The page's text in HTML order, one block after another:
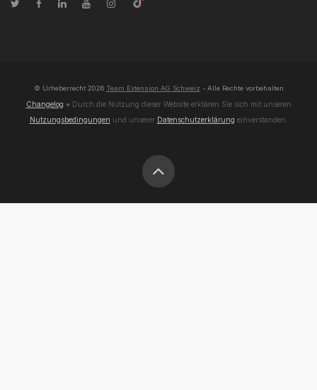
© Urheberrecht 2026 Team Extension AG Schweiz - Alle Rechte vorbehalten
Changelog ● Durch die Nutzung dieser Website erklären Sie sich mit unseren
Nutzungsbedingungen und unserer Datenschutzerklärung einverstanden.